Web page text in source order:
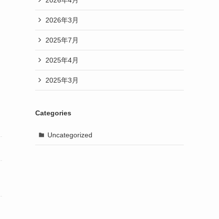
2026年3月
2025年7月
2025年4月
2025年3月
Categories
Uncategorized